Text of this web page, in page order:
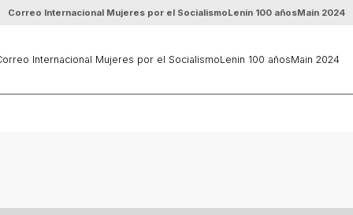
Correo Internacional Mujeres por el SocialismoLenin 100 añosMain 2024
Internacional Mujeres por el SocialismoLenin 100 añosMain 2024